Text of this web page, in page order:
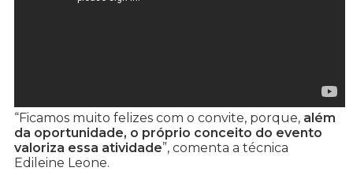
“Ficamos muito felizes com o convite, porque, além
da oportunidade, o próprio conceito do evento
valoriza essa atividade”, comenta a técnica
Edileine Leone.